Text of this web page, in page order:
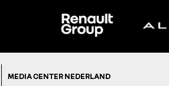
MEDIA CENTER NEDERLAND